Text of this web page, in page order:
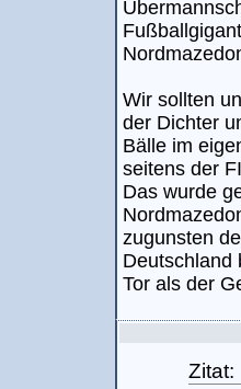
Wir sollten
der Dichter
Bälle im
seitens der
Das wurde
zugunsten
Deutschland
Tor als der
Zitat: